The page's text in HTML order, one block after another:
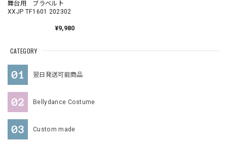
CATEGORY
翌日発送可能商品
Bellydance Costume
Custom made
舞台用 ブラベルト
XXJP TF1601 202302
¥9,980